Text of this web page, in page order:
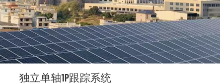
独立单轴1P跟踪系统